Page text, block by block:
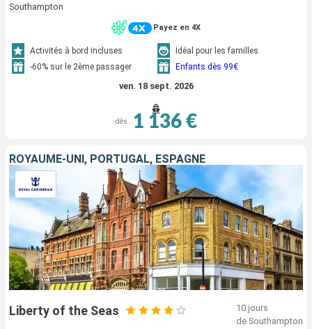
Southampton
Payez en 4X
Activités à bord incluses
Idéal pour les familles
-60% sur le 2ème passager
Enfants dès 99€
ven. 18 sept. 2026
dès 1 136 €
ROYAUME-UNI, PORTUGAL, ESPAGNE
Liberty of the Seas
10 jours
de Southampton